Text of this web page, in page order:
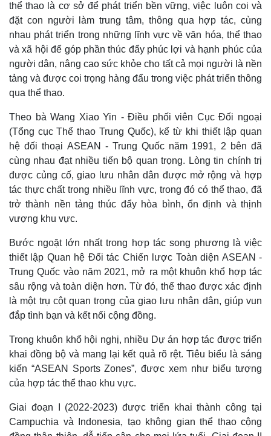
thể thao là cơ sở để phát triển bền vững, việc luôn coi và
đặt con người làm trung tâm, thông qua hợp tác, cùng
nhau phát triển trong những lĩnh vực về văn hóa, thể thao
và xã hội để góp phần thúc đẩy phúc lợi và hạnh phúc của
người dân, nâng cao sức khỏe cho tất cả mọi người là nền
tảng và được coi trọng hàng đẩu trong việc phát triển thông
qua thể thao.
Theo bà Wang Xiao Yin - Điều phối viên Cục Đối ngoại
(Tổng cục Thể thao Trung Quốc), kể từ khi thiết lập quan
hệ đối thoại ASEAN - Trung Quốc năm 1991, 2 bên đã
cùng nhau đạt nhiều tiến bộ quan trọng. Lòng tin chính trị
được củng cố, giao lưu nhân dân được mở rộng và hợp
tác thực chất trong nhiều lĩnh vực, trong đó có thể thao, đã
trở thành nền tảng thúc đẩy hòa bình, ổn định và thịnh
vượng khu vực.
Bước ngoặt lớn nhất trong hợp tác song phương là việc
thiết lập Quan hệ Đối tác Chiến lược Toàn diện ASEAN -
Trung Quốc vào năm 2021, mở ra một khuôn khổ hợp tác
sâu rộng và toàn diện hơn. Từ đó, thể thao được xác định
là một trụ cột quan trọng của giao lưu nhân dân, giúp vun
đắp tình bạn và kết nối cộng đồng.
Trong khuôn khổ hội nghị, nhiều Dự án hợp tác được triển
khai đồng bộ và mang lại kết quả rõ rệt. Tiêu biểu là sáng
kiến “ASEAN Sports Zones”, được xem như biểu tượng
của hợp tác thể thao khu vực.
Giai đoạn I (2022-2023) được triển khai thành công tại
Campuchia và Indonesia, tạo không gian thể thao cộng